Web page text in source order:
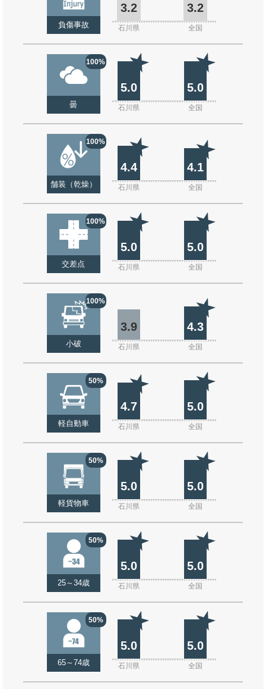
負傷事故
3.2 3.2
石川県 全国
100%
曇
5.0 5.0
石川県 全国
100%
舗装（乾燥）
4.4 4.1
石川県 全国
100%
交差点
5.0 5.0
石川県 全国
100%
小破
3.9 4.3
石川県 全国
50%
軽自動車
4.7 5.0
石川県 全国
50%
軽貨物車
5.0 5.0
石川県 全国
50%
25～34歳
5.0 5.0
石川県 全国
50%
65～74歳
5.0 5.0
石川県 全国